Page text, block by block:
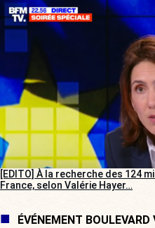
[EDITO] À la recherche des 124
France, selon Valérie Hayer…
ÉVÉNEMENT BOULEVARD